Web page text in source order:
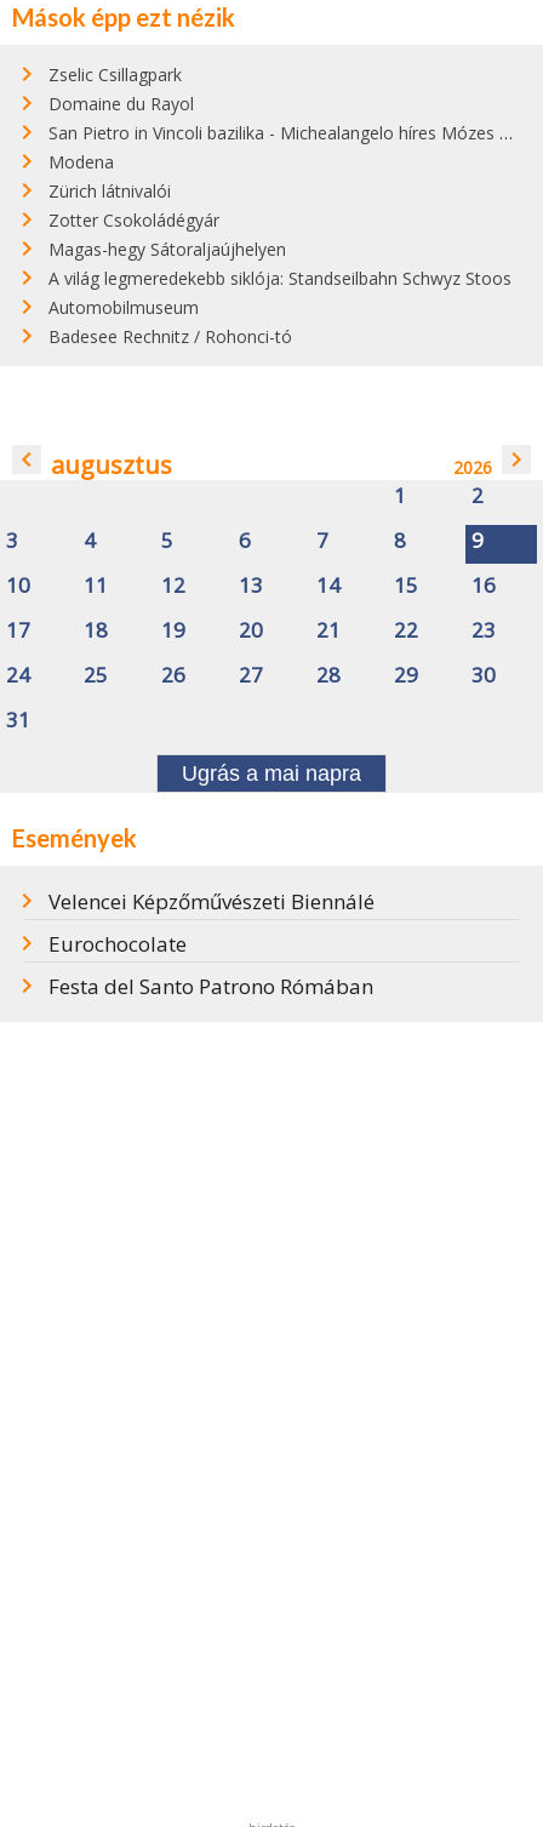
Mások épp ezt nézik
Zselic Csillagpark
Domaine du Rayol
San Pietro in Vincoli bazilika - Michealangelo híres Mózes szobra
Modena
Zürich látnivalói
Zotter Csokoládégyár
Magas-hegy Sátoraljaújhelyen
A világ legmeredekebb siklója: Standseilbahn Schwyz Stoos
Automobilmuseum
Badesee Rechnitz / Rohonci-tó
navigate_before augusztus 2026 navigate_next
1
2
3
4 5 6 7 8
9
10
11 12 13 14 15
16
17
18 19 20 21 22
23
24
25 26 27 28 29
30
31
Ugrás a mai napra
Események
Velencei Képzőművészeti Biennálé
Eurochocolate
Festa del Santo Patrono Rómában